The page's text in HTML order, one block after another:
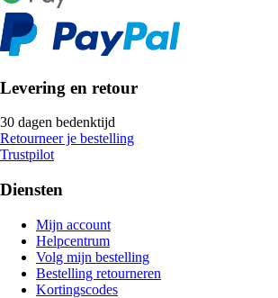
Levering en retour
30 dagen bedenktijd
Retourneer je bestelling
Trustpilot
Diensten
Mijn account
Helpcentrum
Volg mijn bestelling
Bestelling retourneren
Kortingscodes